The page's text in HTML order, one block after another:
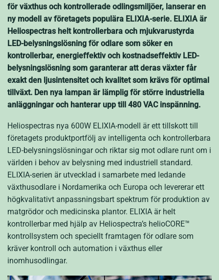
för växthus och kontrollerade odlingsmiljöer, lanserar en
ny modell av företagets populära ELIXIA-serie. ELIXIA är
Heliospectras helt kontrollerbara och mjukvarustyrda
LED-belysningslösning för odlare som söker en
kontrollerbar, energieffektiv och kostnadseffektiv LED-
belysningslösning som garanterar att deras växter får
exakt den ljusintensitet och kvalitet som krävs för optimal
tillväxt. Den nya lampan är lämplig för större industriella
anläggningar och hanterar upp till 480 VAC inspänning.
Heliospectras nya 600W ELIXIA-modell är ett tillskott till
företagets produktportfölj av intelligenta och kontrollerbara
LED-belysningslösningar och riktar sig mot odlare runt om i
världen i behov av belysning med industriell standard.
ELIXIA-serien är utvecklad i samarbete med ledande
växthusodlare i Nordamerika och Europa och levererar ett
högkvalitativt anpassningsbart spektrum för produktion av
matgrödor och medicinska plantor. ELIXIA är helt
kontrollerbar med hjälp av Heliospectra’s helioCORE™
kontrollsystem och speciellt framtagen för odlare som
kräver kontroll och automation i växthus eller
inomhusodlingar.